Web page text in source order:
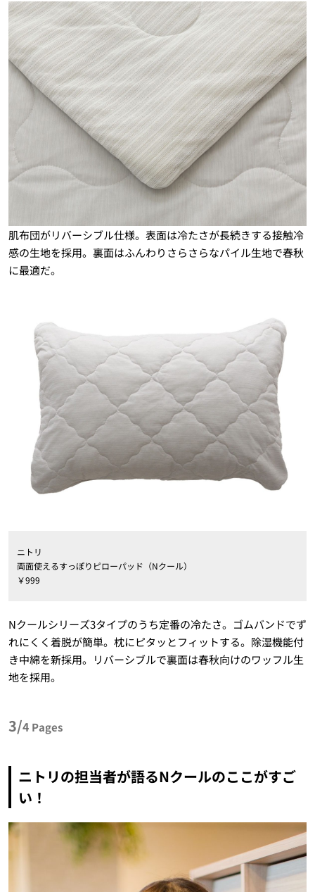
肌布団がリバーシブル仕様。表面は冷たさが長続きする接触冷
感の生地を採用。裏面はふんわりさらさらなパイル生地で春秋
に最適だ。
ニトリ
両面使えるすっぽりピローパッド（Nクール）
￥999
Nクールシリーズ3タイプのうち定番の冷たさ。ゴムバンドでず
れにくく着脱が簡単。枕にピタッとフィットする。除湿機能付
き中綿を新採用。リバーシブルで裏面は春秋向けのワッフル生
地を採用。
3/4 Pages
ニトリの担当者が語るNクールのここがすご
い！